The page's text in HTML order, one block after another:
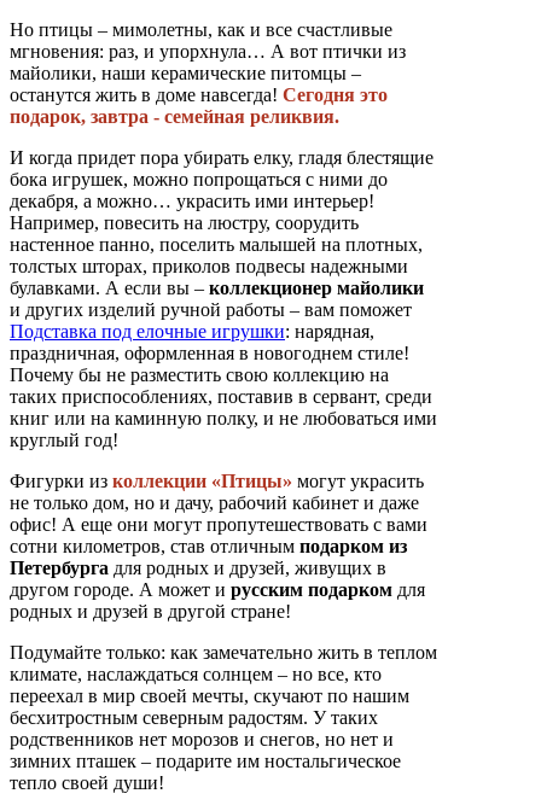
Но птицы – мимолетны, как и все счастливые
мгновения: раз, и упорхнула… А вот птички из
майолики, наши керамические питомцы –
останутся жить в доме навсегда! Сегодня это
подарок, завтра - семейная реликвия.
И когда придет пора убирать елку, гладя блестящие
бока игрушек, можно попрощаться с ними до
декабря, а можно… украсить ими интерьер!
Например, повесить на люстру, соорудить
настенное панно, поселить малышей на плотных,
толстых шторах, приколов подвесы надежными
булавками. А если вы – коллекционер майолики
и других изделий ручной работы – вам поможет
Подставка под елочные игрушки: нарядная,
праздничная, оформленная в новогоднем стиле!
Почему бы не разместить свою коллекцию на
таких приспособлениях, поставив в сервант, среди
книг или на каминную полку, и не любоваться ими
круглый год!
Фигурки из коллекции «Птицы» могут украсить
не только дом, но и дачу, рабочий кабинет и даже
офис! А еще они могут пропутешествовать с вами
сотни километров, став отличным подарком из
Петербурга для родных и друзей, живущих в
другом городе. А может и русским подарком для
родных и друзей в другой стране!
Подумайте только: как замечательно жить в теплом
климате, наслаждаться солнцем – но все, кто
переехал в мир своей мечты, скучают по нашим
бесхитростным северным радостям. У таких
родственников нет морозов и снегов, но нет и
зимних пташек – подарите им ностальгическое
тепло своей души!